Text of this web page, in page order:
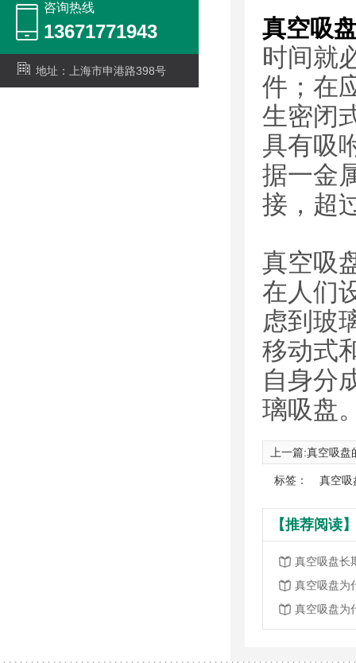
咨询热线
13671771943
地址：上海市申港路398号
真空吸
时间就
件；在
生密闭
具有吸
据一金
接，超
真空吸
在人们
虑到玻
移动式
自身分
璃吸盘
上一篇:真空吸盘
标签： 真空吸
【推荐阅读
真空吸盘长
真空吸盘为
真空吸盘为